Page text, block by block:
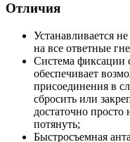
Отличия
Устанавливается
на все ответные
Система
обеспечивает
присоединения в
сбросить или
достаточно просто
потянуть;
Быстросъемная